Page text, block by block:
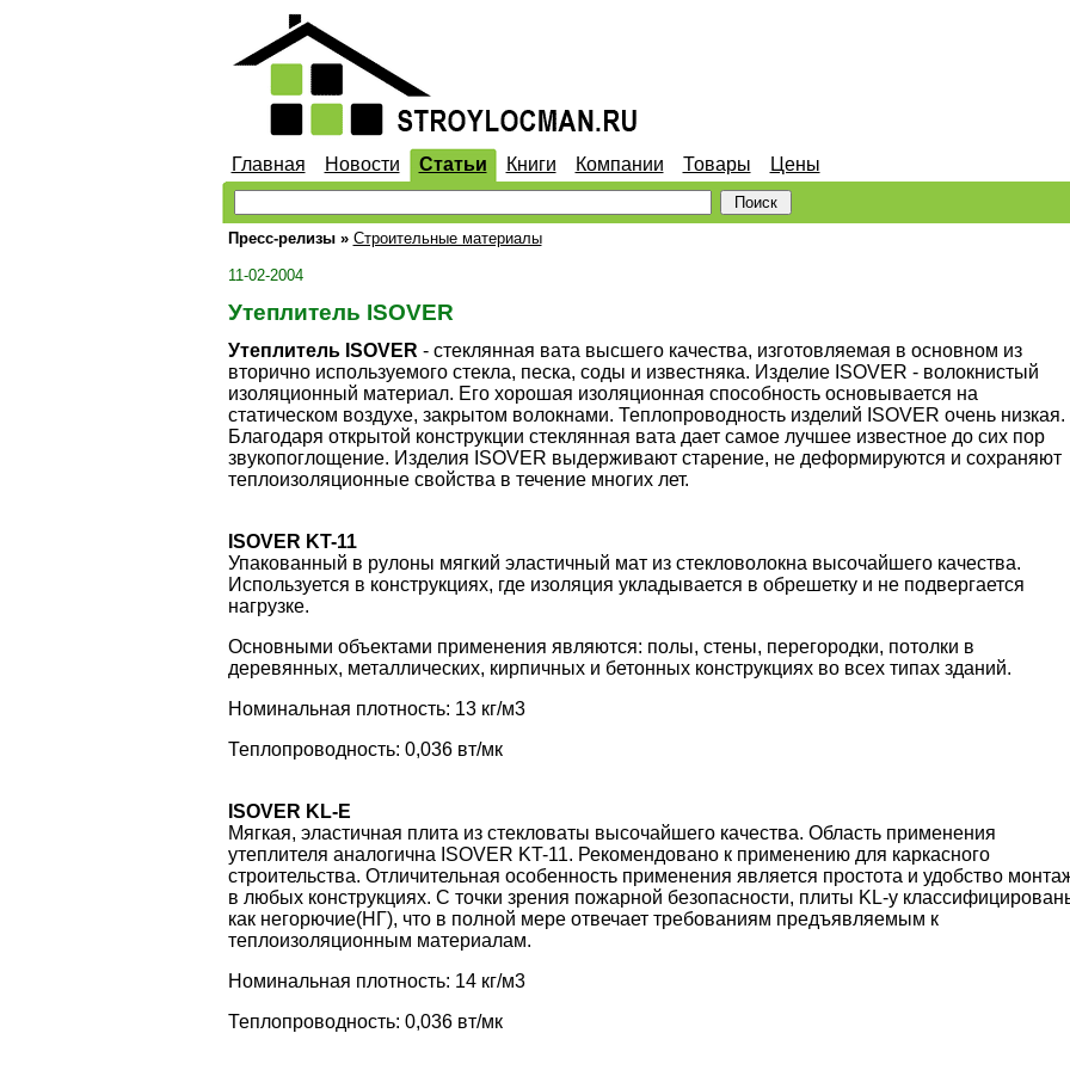
Главная Новости Статьи Книги Компании Товары Цены
Пресс-релизы » Строительные материалы
11-02-2004
Утеплитель ISOVER
Утеплитель ISOVER - стеклянная вата высшего качества, изготовляемая в основном из
вторично используемого стекла, песка, соды и известняка. Изделие ISOVER - волокнистый
изоляционный материал. Его хорошая изоляционная способность основывается на
статическом воздухе, закрытом волокнами. Теплопроводность изделий ISOVER очень низкая.
Благодаря открытой конструкции стеклянная вата дает самое лучшее известное до сих пор
звукопоглощение. Изделия ISOVER выдерживают старение, не деформируются и сохраняют
теплоизоляционные свойства в течение многих лет.
ISOVER KT-11
Упакованный в рулоны мягкий эластичный мат из стекловолокна высочайшего качества.
Используется в конструкциях, где изоляция укладывается в обрешетку и не подвергается
нагрузке.
Основными объектами применения являются: полы, стены, перегородки, потолки в
деревянных, металлических, кирпичных и бетонных конструкциях во всех типах зданий.
Номинальная плотность: 13 кг/м3
Теплопроводность: 0,036 вт/мк
ISOVER KL-E
Мягкая, эластичная плита из стекловаты высочайшего качества. Область применения
утеплителя аналогична ISOVER KT-11. Рекомендовано к применению для каркасного
строительства. Отличительная особенность применения является простота и удобство
в любых конструкциях. С точки зрения пожарной безопасности, плиты KL-у
как негорючие(НГ), что в полной мере отвечает требованиям предъявляемым к
теплоизоляционным материалам.
Номинальная плотность: 14 кг/м3
Теплопроводность: 0,036 вт/мк